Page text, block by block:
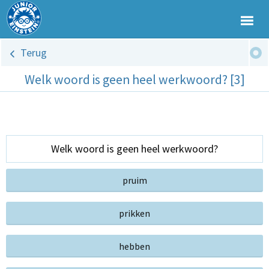
Terug
Welk woord is geen heel werkwoord? [3]
Welk woord is geen heel werkwoord?
pruim
prikken
hebben